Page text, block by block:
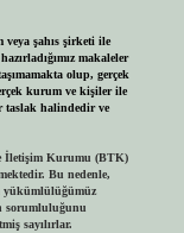
şahıs şirketi ile
makaleler
olup, gerçek
kurum ve kişiler ile
taslak halindedir ve
İletişim Kurumu (BTK)
Bu nedenle,
yükümlülüğümüz
sorumluluğunu
sayılırlar.